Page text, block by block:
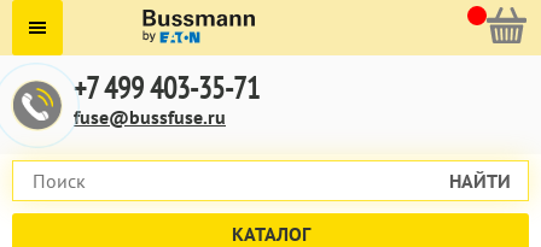
+7 499 403-35-71
fuse@bussfuse.ru
НАЙТИ
КАТАЛОГ